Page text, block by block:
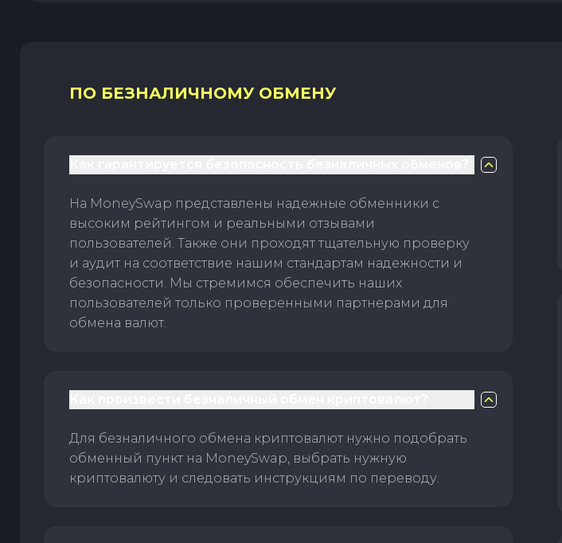
ПО БЕЗНАЛИЧНОМУ ОБМЕНУ
На MoneySwap представлены надежные обменники с
высоким рейтингом и реальными отзывами
пользователей. Также они проходят тщательную проверку
и аудит на соответствие нашим стандартам надежности и
безопасности. Мы стремимся обеспечить наших
пользователей только проверенными партнерами для
обмена валют.
Для безналичного обмена криптовалют нужно подобрать
обменный пункт на MoneySwap, выбрать нужную
криптовалюту и следовать инструкциям по переводу.